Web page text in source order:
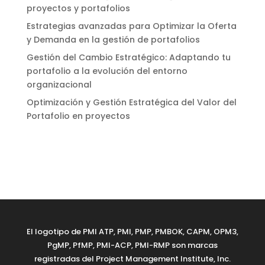
proyectos y portafolios
Estrategias avanzadas para Optimizar la Oferta
y Demanda en la gestión de portafolios
Gestión del Cambio Estratégico: Adaptando tu
portafolio a la evolución del entorno
organizacional
Optimización y Gestión Estratégica del Valor del
Portafolio en proyectos
El logotipo de PMI ATP, PMI, PMP, PMBOK, CAPM, OPM3,
PgMP, PfMP, PMI-ACP, PMI-RMP son marcas
registradas del Project Management Institute, Inc.